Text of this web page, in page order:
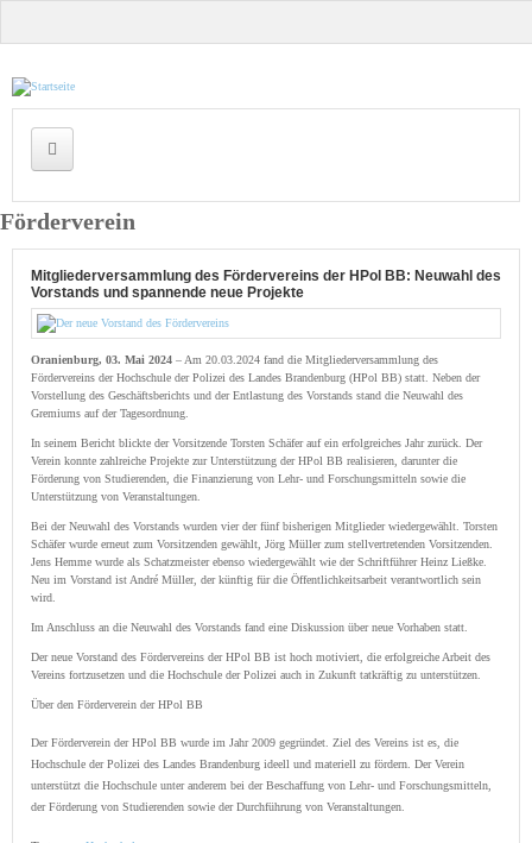
Aktivitäten
Der Förderverein
Vorstand des Fördervereins
Satzung und Dokumente
Wohnungsbörse
Kontakt
Impressum
Datenschutz
Förderverein
Mitgliederversammlung des Fördervereins der HPol BB: Neuwahl des
Vorstands und spannende neue Projekte
Oranienburg, 03. Mai 2024 – Am 20.03.2024 fand die Mitgliederversammlung des
Fördervereins der Hochschule der Polizei des Landes Brandenburg (HPol BB) statt. Neben der
Vorstellung des Geschäftsberichts und der Entlastung des Vorstands stand die Neuwahl des
Gremiums auf der Tagesordnung.
In seinem Bericht blickte der Vorsitzende Torsten Schäfer auf ein erfolgreiches Jahr zurück. Der
Verein konnte zahlreiche Projekte zur Unterstützung der HPol BB realisieren, darunter die
Förderung von Studierenden, die Finanzierung von Lehr- und Forschungsmitteln sowie die
Unterstützung von Veranstaltungen.
Bei der Neuwahl des Vorstands wurden vier der fünf bisherigen Mitglieder wiedergewählt. Torsten
Schäfer wurde erneut zum Vorsitzenden gewählt, Jörg Müller zum stellvertretenden Vorsitzenden.
Jens Hemme wurde als Schatzmeister ebenso wiedergewählt wie der Schriftführer Heinz Ließke.
Neu im Vorstand ist André Müller, der künftig für die Öffentlichkeitsarbeit verantwortlich sein
wird.
Im Anschluss an die Neuwahl des Vorstands fand eine Diskussion über neue Vorhaben statt.
Der neue Vorstand des Fördervereins der HPol BB ist hoch motiviert, die erfolgreiche Arbeit des
Vereins fortzusetzen und die Hochschule der Polizei auch in Zukunft tatkräftig zu unterstützen.
Über den Förderverein der HPol BB
Der Förderverein der HPol BB wurde im Jahr 2009 gegründet. Ziel des Vereins ist es, die
Hochschule der Polizei des Landes Brandenburg ideell und materiell zu fördern. Der Verein
unterstützt die Hochschule unter anderem bei der Beschaffung von Lehr- und Forschungsmitteln,
der Förderung von Studierenden sowie der Durchführung von Veranstaltungen.